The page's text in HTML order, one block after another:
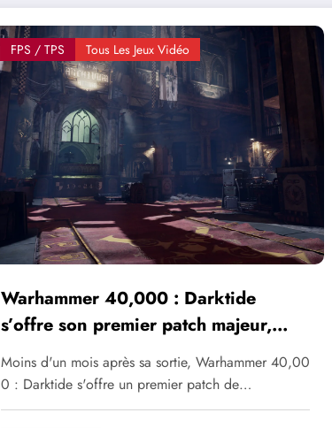
FPS / TPS Tous Les Jeux Vidéo
Warhammer 40,000 : Darktide
s’offre son premier patch majeur,
comprenant une nouvelle mission
Moins d'un mois après sa sortie, Warhammer 40,00
0 : Darktide s'offre un premier patch de…